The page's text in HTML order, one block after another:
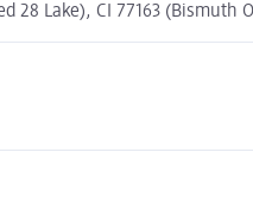
28 Lake), CI 77163